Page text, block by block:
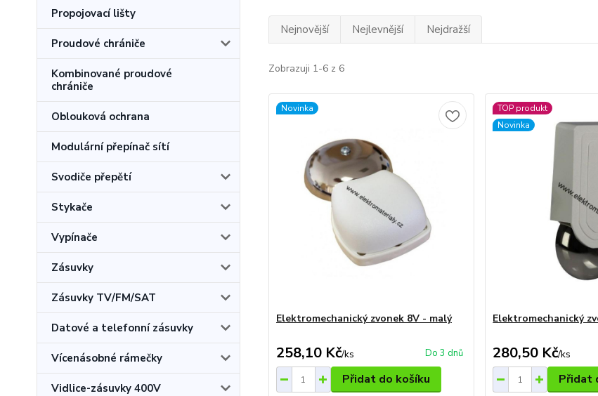
Propojovací lišty
Proudové chrániče
Kombinované proudové
chrániče
Oblouková ochrana
Modulární přepínač sítí
Svodiče přepětí
Stykače
Vypínače
Zásuvky
Zásuvky TV/FM/SAT
Datové a telefonní zásuvky
Vícenásobné rámečky
Vidlice-zásuvky 400V
Nejnovější Nejlevnější Nejdražší
Zobrazuji 1-6 z 6
Novinka
Elektromechanický zvonek 8V - malý
258,10 Kč/ks Do 3 dnů
Přidat do košíku
TOP produkt
Novinka
Elektromechanický
280,50 Kč/ks
Přidat